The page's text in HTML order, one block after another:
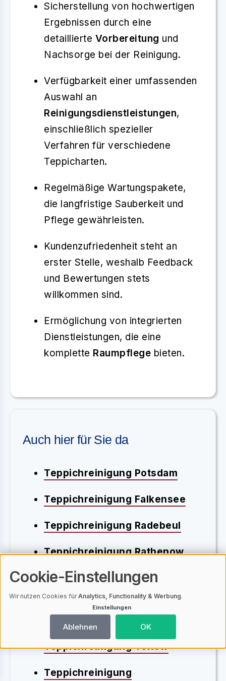
Sicherstellung von hochwertigen
Ergebnissen durch eine
detaillierte Vorbereitung und
Nachsorge bei der Reinigung.
Verfügbarkeit einer umfassenden
Auswahl an
Reinigungsdienstleistungen,
einschließlich spezieller
Verfahren für verschiedene
Teppicharten.
Regelmäßige Wartungspakete,
die langfristige Sauberkeit und
Pflege gewährleisten.
Kundenzufriedenheit steht an
erster Stelle, weshalb Feedback
und Bewertungen stets
willkommen sind.
Ermöglichung von integrierten
Dienstleistungen, die eine
komplette Raumpflege bieten.
Auch hier für Sie da
Teppichreinigung Potsdam
Teppichreinigung Falkensee
Teppichreinigung Radebeul
Teppichreinigung Rathenow
Teppichreinigung
Ludwigsfelde
Teppichreinigung Teltow
Teppichreinigung
Cookie-Einstellungen
Wir nutzen Cookies fürAnalytics, Functionality & Werbung.
Einstellungen
Ablehnen OK